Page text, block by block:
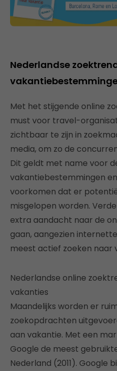
Nederlandse
Met het stijgende online
must voor travel-
zichtbaar te zijn in
media, om zo de
Dit geldt met name voor
vakantiebestemmingen
voorkomen dat er
misgelopen worden.
extra aandacht naar de
gaan, aangezien
meest actief zoeken naar
Nederlandse online
vakanties
Maandelijks worden er
zoekopdrachten
aan vakantie. Met een
Google de meest
Nederland (2011). Google